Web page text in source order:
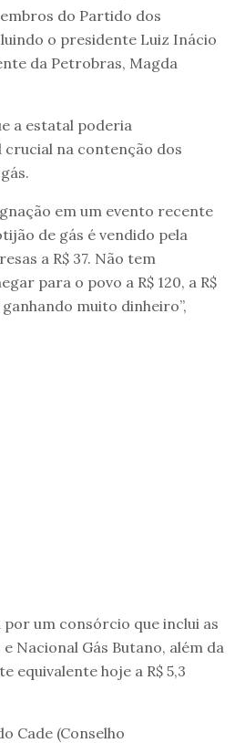
do Partido dos
o presidente Luiz Inácio
da Petrobras, Magda
a estatal poderia
crucial na contenção dos
em um evento recente
de gás é vendido pela
a R$ 37. Não tem
para o povo a R$ 120, a R$
ganhando muito dinheiro”,
um consórcio que inclui as
Nacional Gás Butano, além da
equivalente hoje a R$ 5,3
Cade (Conselho